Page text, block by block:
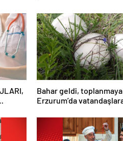
Bahar geldi, toplanmaya
Erzurum’da